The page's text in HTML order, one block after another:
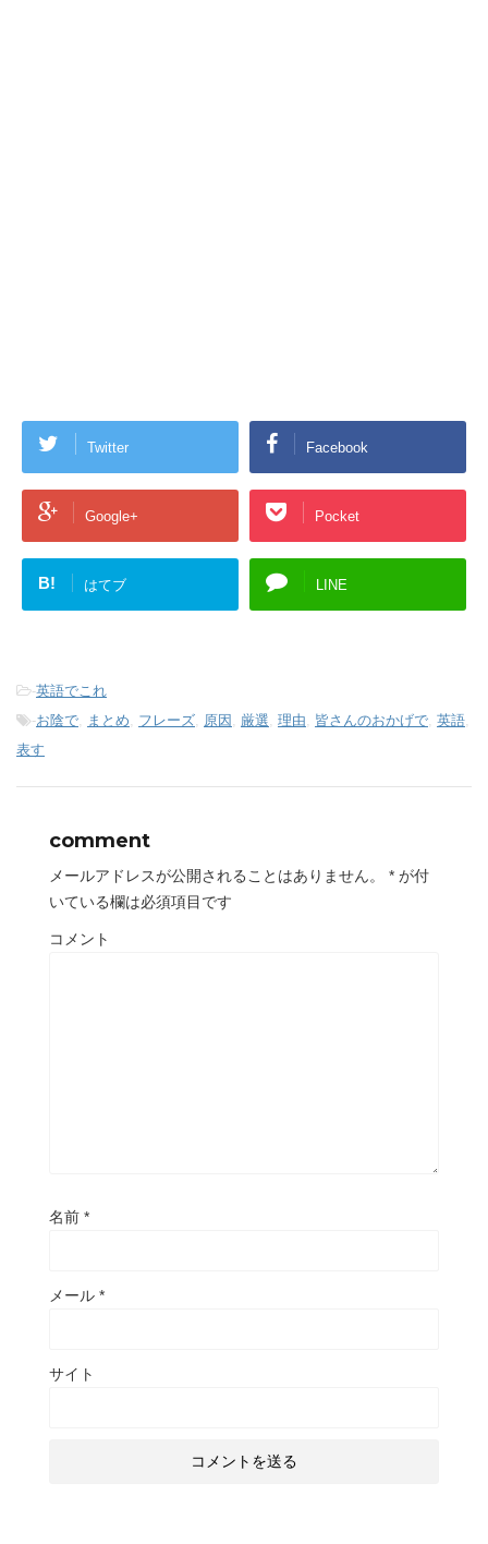
Twitter Facebook
Google+ Pocket
B! はてブ LINE
-英語でこれ
-お陰で, まとめ, フレーズ, 原因 , 厳選, 理由, 皆さんのおかげで, 英語,
表す
comment
メールアドレスが公開されることはありません。 * が付
いている欄は必須項目です
コメント
名前 *
メール *
サイト